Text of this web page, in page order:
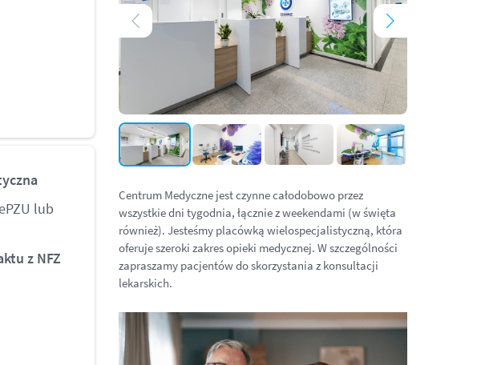
lub
z NFZ
Centrum Medyczne jest czynne całodobowo przez
wszystkie dni tygodnia, łącznie z weekendami (w święta
również). Jesteśmy placówką wielospecjalistyczną, która
oferuje szeroki zakres opieki medycznej. W szczególności
zapraszamy pacjentów do skorzystania z konsultacji
lekarskich.